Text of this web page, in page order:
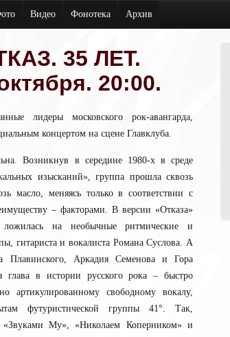
Видео Фонотека Архив
35 ЛЕТ.
20:00.
лидеры московского рок-авангарда,
концертом на сцене Главклуба.
Возникнув в середине 1980-х в среде
изысканий», группа прошла сквозь
масло, меняясь только в соответствии с
– факторами. В версии «Отказа»
ложилась на необычные ритмические и
гитариста и вокалиста Романа Суслова. А
Плавинского, Аркадия Семенова и Гора
глава в истории русского рока – быстро
артикулированному свободному вокалу,
футуристической группы 41°. Так,
Му», «Николаем Коперником» и